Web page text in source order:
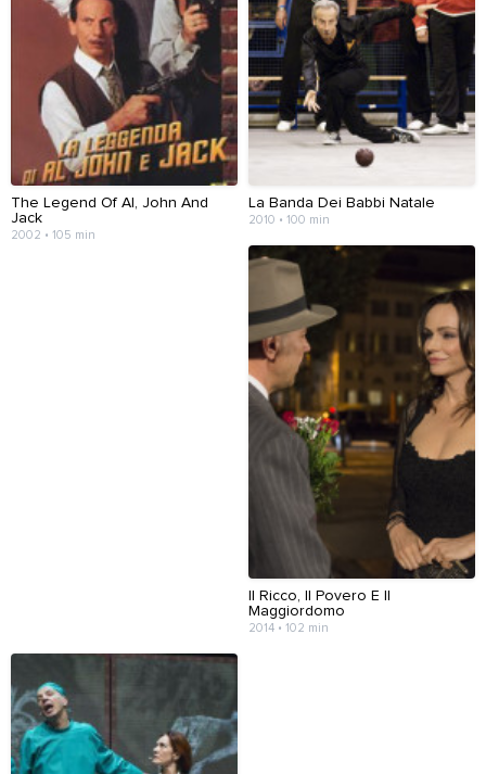
The Legend Of Al, John And
Jack
2002 • 105 min
La Banda Dei Babbi Natale
2010 • 100 min
Il Ricco, Il Povero E Il
Maggiordomo
2014 • 102 min